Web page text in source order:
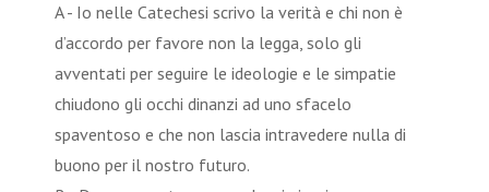
A - Io nelle Catechesi scrivo la verità e chi non è
d’accordo per favore non la legga, solo gli
avventati per seguire le ideologie e le simpatie
chiudono gli occhi dinanzi ad uno sfacelo
spaventoso e che non lascia intravedere nulla di
buono per il nostro futuro.